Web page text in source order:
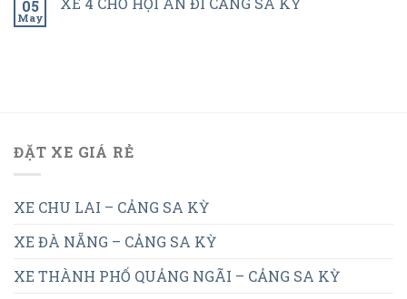
05
May
ĐẶT XE GIÁ RẺ
XE CHU LAI – CẢNG SA KỲ
XE ĐÀ NẴNG – CẢNG SA KỲ
XE THÀNH PHỐ QUẢNG NGÃI – CẢNG SA KỲ